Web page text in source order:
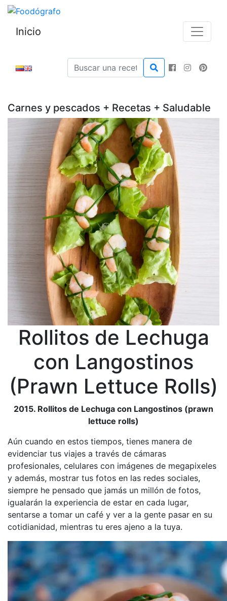
Inicio
Carnes y pescados + Recetas + Saludable
Rollitos de Lechuga
con Langostinos
(Prawn Lettuce Rolls)
2015. Rollitos de Lechuga con Langostinos (prawn
lettuce rolls)
Aún cuando en estos tiempos, tienes manera de
evidenciar tus viajes a través de cámaras
profesionales, celulares con imágenes de megapixeles
y además, mostrar tus fotos en las redes sociales,
siempre he pensado que jamás un millón de fotos,
igualarán la experiencia de estar en cada lugar,
sentarse a tomar un café y ver a la gente pasar en su
cotidianidad, mientras tu eres ajeno a la tuya.